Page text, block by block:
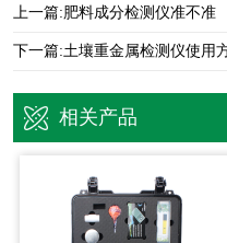
上一篇: 肥料成分检测仪准不准
下一篇:土壤重金属检测仪使用
相关产品